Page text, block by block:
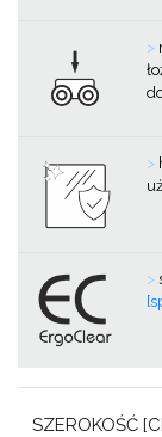
>
>
>
SZEROKOŚĆ